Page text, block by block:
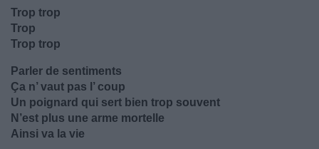
Trop trop
Trop
Trop trop
Parler de sentiments
Ça n’ vaut pas l’ coup
Un poignard qui sert bien trop souvent
N’est plus une arme mortelle
Ainsi va la vie